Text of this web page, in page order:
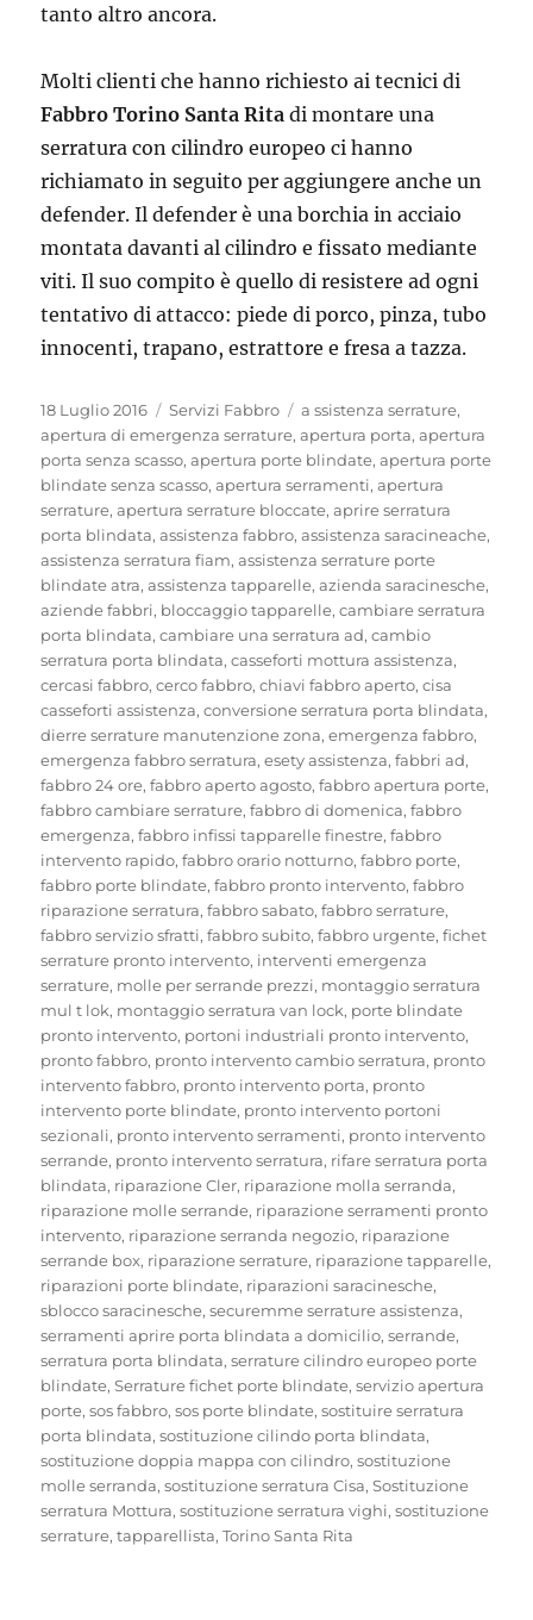
tanto altro ancora.
Molti clienti che hanno richiesto ai tecnici di
Fabbro Torino Santa Rita di montare una
serratura con cilindro europeo ci hanno
richiamato in seguito per aggiungere anche un
defender. Il defender è una borchia in acciaio
montata davanti al cilindro e fissato mediante
viti. Il suo compito è quello di resistere ad ogni
tentativo di attacco: piede di porco, pinza, tubo
innocenti, trapano, estrattore e fresa a tazza.
Pubblicato
il
18 Luglio 2016 Categorie
Servizi Fabbro Tag
a ssistenza serrature,
apertura di emergenza serrature,apertura porta,apertura
porta senza scasso,apertura porte blindate,apertura porte
blindate senza scasso,apertura serramenti,apertura
serrature,apertura serrature bloccate,aprire serratura
porta blindata,assistenza fabbro,assistenza saracineache,
assistenza serratura fiam,assistenza serrature porte
blindate atra,assistenza tapparelle,azienda saracinesche,
aziende fabbri, bloccaggio tapparelle,cambiare serratura
porta blindata,cambiare una serratura ad,cambio
serratura porta blindata,casseforti mottura assistenza,
cercasi fabbro,cerco fabbro,chiavi fabbro aperto,cisa
casseforti assistenza,conversione serratura porta blindata,
dierre serrature manutenzione zona,emergenza fabbro,
emergenza fabbro serratura,esety assistenza,fabbri ad,
fabbro 24 ore,fabbro aperto agosto,fabbro apertura porte,
fabbro cambiare serrature,fabbro di domenica,fabbro
emergenza,fabbro infissi tapparelle finestre,fabbro
intervento rapido,fabbro orario notturno,fabbro porte,
fabbro porte blindate,fabbro pronto intervento,fabbro
riparazione serratura,fabbro sabato,fabbro serrature,
fabbro servizio sfratti,fabbro subito,fabbro urgente,fichet
serrature pronto intervento, interventi emergenza
serrature, molle per serrande prezzi, montaggio serratura
mul t lok, montaggio serratura van lock, porte blindate
pronto intervento, portoni industriali pronto intervento,
pronto fabbro, pronto intervento cambio serratura, pronto
intervento fabbro, pronto intervento porta, pronto
intervento porte blindate, pronto intervento portoni
sezionali, pronto intervento serramenti, pronto intervento
serrande, pronto intervento serratura, rifare serratura porta
blindata, riparazione Cler, riparazione molla serranda,
riparazione molle serrande, riparazione serramenti pronto
intervento, riparazione serranda negozio, riparazione
serrande box, riparazione serrature, riparazione tapparelle,
riparazioni porte blindate, riparazioni saracinesche,
sblocco saracinesche,securemme serrature assistenza,
serramenti aprire porta blindata a domicilio,serrande,
serratura porta blindata,serrature cilindro europeo porte
blindate,Serrature fichet porte blindate,servizio apertura
porte,sos fabbro,sos porte blindate,sostituire serratura
porta blindata,sostituzione cilindo porta blindata,
sostituzione doppia mappa con cilindro,sostituzione
molle serranda,sostituzione serratura Cisa,Sostituzione
serratura Mottura,sostituzione serratura vighi,sostituzione
serrature,tapparellista,Torino Santa Rita